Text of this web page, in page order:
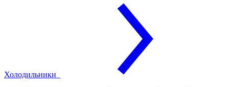
Холодильники